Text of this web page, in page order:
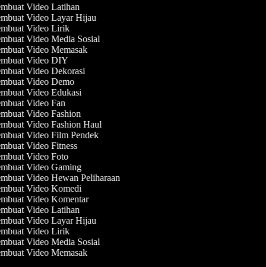
Video Latihan
Video Layar Hijau
Video Lirik
Video Media Sosial
Video Memasak
Video DIY
Video Dekorasi
Video Demo
Video Edukasi
Video Fan
Video Fashion
Video Fashion Haul
Video Film Pendek
Video Fitness
Video Foto
Video Gaming
Video Hewan Peliharaan
Video Komedi
Video Komentar
Video Latihan
Video Layar Hijau
Video Lirik
Video Media Sosial
Video Memasak